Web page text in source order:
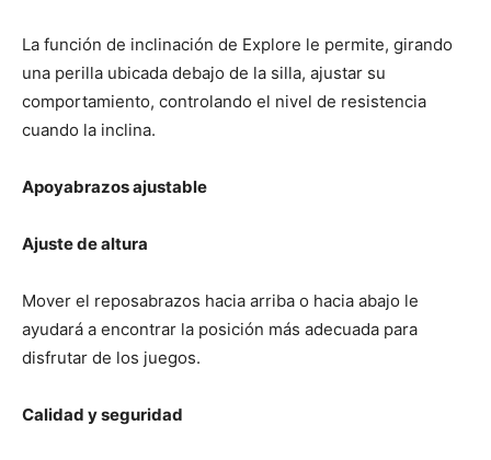
La función de inclinación de Explore le permite, girando
una perilla ubicada debajo de la silla, ajustar su
comportamiento, controlando el nivel de resistencia
cuando la inclina.
Apoyabrazos ajustable
Ajuste de altura
Mover el reposabrazos hacia arriba o hacia abajo le
ayudará a encontrar la posición más adecuada para
disfrutar de los juegos.
Calidad y seguridad